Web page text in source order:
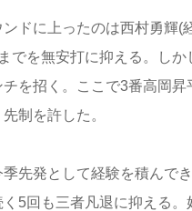
ドに上ったのは西村勇輝(
でを無安打に抑える。し
を招く。ここで3番高岡
制を許した。
先発として経験を積んで
く5回も三者凡退に抑える